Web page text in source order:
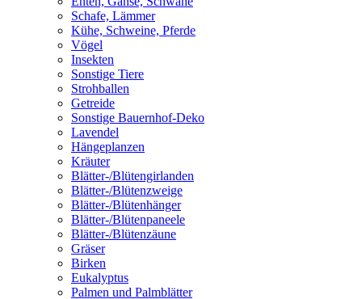
Schafe, Lämmer
Kühe, Schweine, Pferde
Vögel
Insekten
Sonstige Tiere
Strohballen
Getreide
Sonstige Bauernhof-Deko
Lavendel
Hängeplanzen
Kräuter
Blätter-/Blütengirlanden
Blätter-/Blütenzweige
Blätter-/Blütenhänger
Blätter-/Blütenpaneele
Blätter-/Blütenzäune
Gräser
Birken
Eukalyptus
Palmen und Palmblätter